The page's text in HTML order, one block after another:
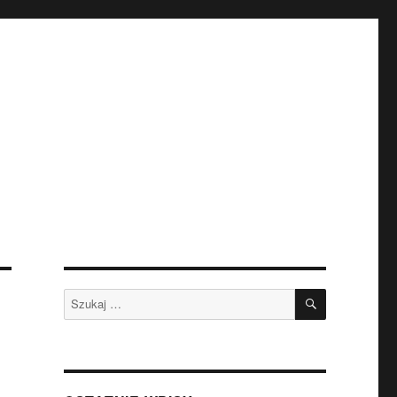
Szukaj: SZUKAJ